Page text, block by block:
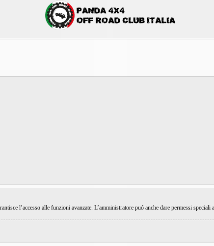
l’accesso alle funzioni avanzate. L’amministratore puó anche dare permessi